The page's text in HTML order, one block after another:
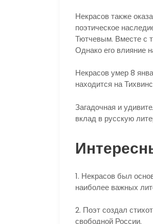
Некрасов также
поэтическое
Тютчевым. Вместе с
Однако его влияние
Некрасов умер 8
находится на
Загадочная и
вклад в русскую
1. Некрасов был
наиболее важных
2. Поэт создал
свободной России.